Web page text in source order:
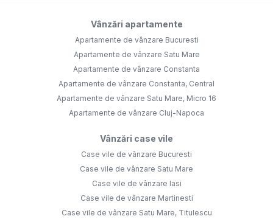
Vânzări apartamente
Apartamente de vânzare Bucuresti
Apartamente de vânzare Satu Mare
Apartamente de vânzare Constanta
Apartamente de vânzare Constanta, Central
Apartamente de vânzare Satu Mare, Micro 16
Apartamente de vânzare Cluj-Napoca
Vânzări case vile
Case vile de vânzare Bucuresti
Case vile de vânzare Satu Mare
Case vile de vânzare Iasi
Case vile de vânzare Martinesti
Case vile de vânzare Satu Mare, Titulescu